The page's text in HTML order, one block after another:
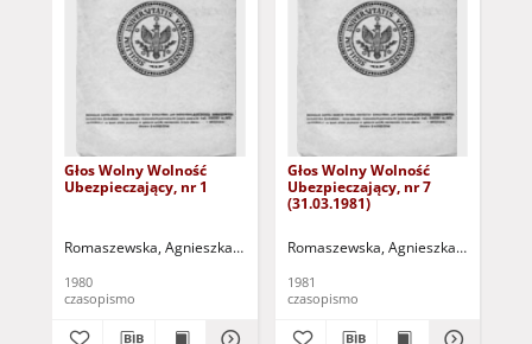
Głos Wolny Wolność
Ubezpieczający, nr 1
Romaszewska, Agnieszka - red. Kunicki-Goldfinger, Marek - red.
1980
czasopismo
Głos Wolny Wolność
Ubezpieczający, nr 7
(31.03.1981)
Romaszewska, Agnieszka - red.
1981
czasopismo